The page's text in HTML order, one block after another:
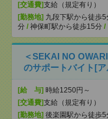
[交通費]支給（規定有り）
[勤務地] 九段下駅から徒歩5
分 / 神保町駅から徒歩15分 /
＜SEKAI NO
のサポートバイト[
[給 与] 時給1250円～
[交通費]支給（規定有り）
[勤務地] 後楽園駅から徒歩5